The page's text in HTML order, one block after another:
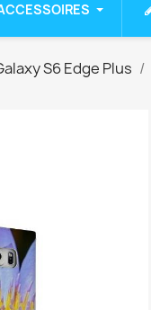
S6 Edge Plus